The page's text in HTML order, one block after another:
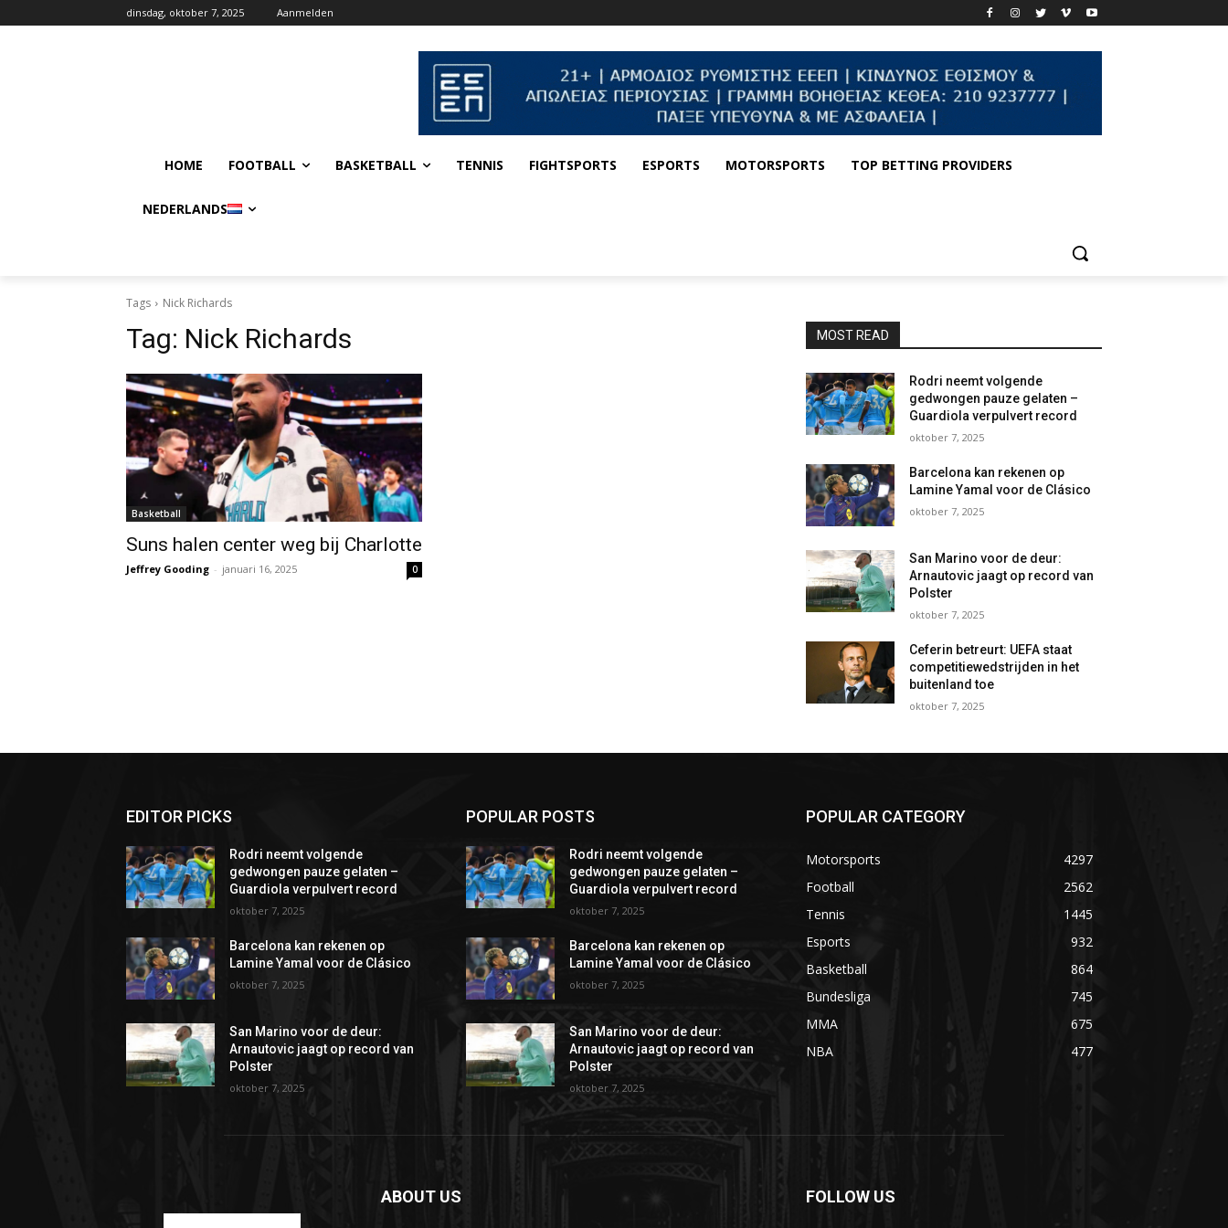
dinsdag, oktober 7, 2025 Aanmelden
HOME FOOTBALL BASKETBALL TENNIS FIGHTSPORTS ESPORTS MOTORSPORTS TOP BETTING PROVIDERS
NEDERLANDS
Tags Nick Richards
Tag: Nick Richards
Basketball
Suns halen center weg bij Charlotte
Jeffrey Gooding - januari 16, 2025 0
MOST READ
Rodri neemt volgende
gedwongen pauze gelaten –
Guardiola verpulvert record
oktober 7, 2025
Barcelona kan rekenen op
Lamine Yamal voor de Clásico
oktober 7, 2025
San Marino voor de deur:
Arnautovic jaagt op record van
Polster
oktober 7, 2025
Ceferin betreurt: UEFA staat
competitiewedstrijden in het
buitenland toe
oktober 7, 2025
EDITOR PICKS
Rodri neemt volgende
gedwongen pauze gelaten –
Guardiola verpulvert record
oktober 7, 2025
Barcelona kan rekenen op
Lamine Yamal voor de Clásico
oktober 7, 2025
San Marino voor de deur:
Arnautovic jaagt op record van
Polster
oktober 7, 2025
POPULAR POSTS
Rodri neemt volgende
gedwongen pauze gelaten –
Guardiola verpulvert record
oktober 7, 2025
Barcelona kan rekenen op
Lamine Yamal voor de Clásico
oktober 7, 2025
San Marino voor de deur:
Arnautovic jaagt op record van
Polster
oktober 7, 2025
POPULAR CATEGORY
Motorsports
4297
Football
2562
Tennis
1445
Esports
932
Basketball
864
Bundesliga
745
MMA
675
NBA
477
ABOUT US FOLLOW US